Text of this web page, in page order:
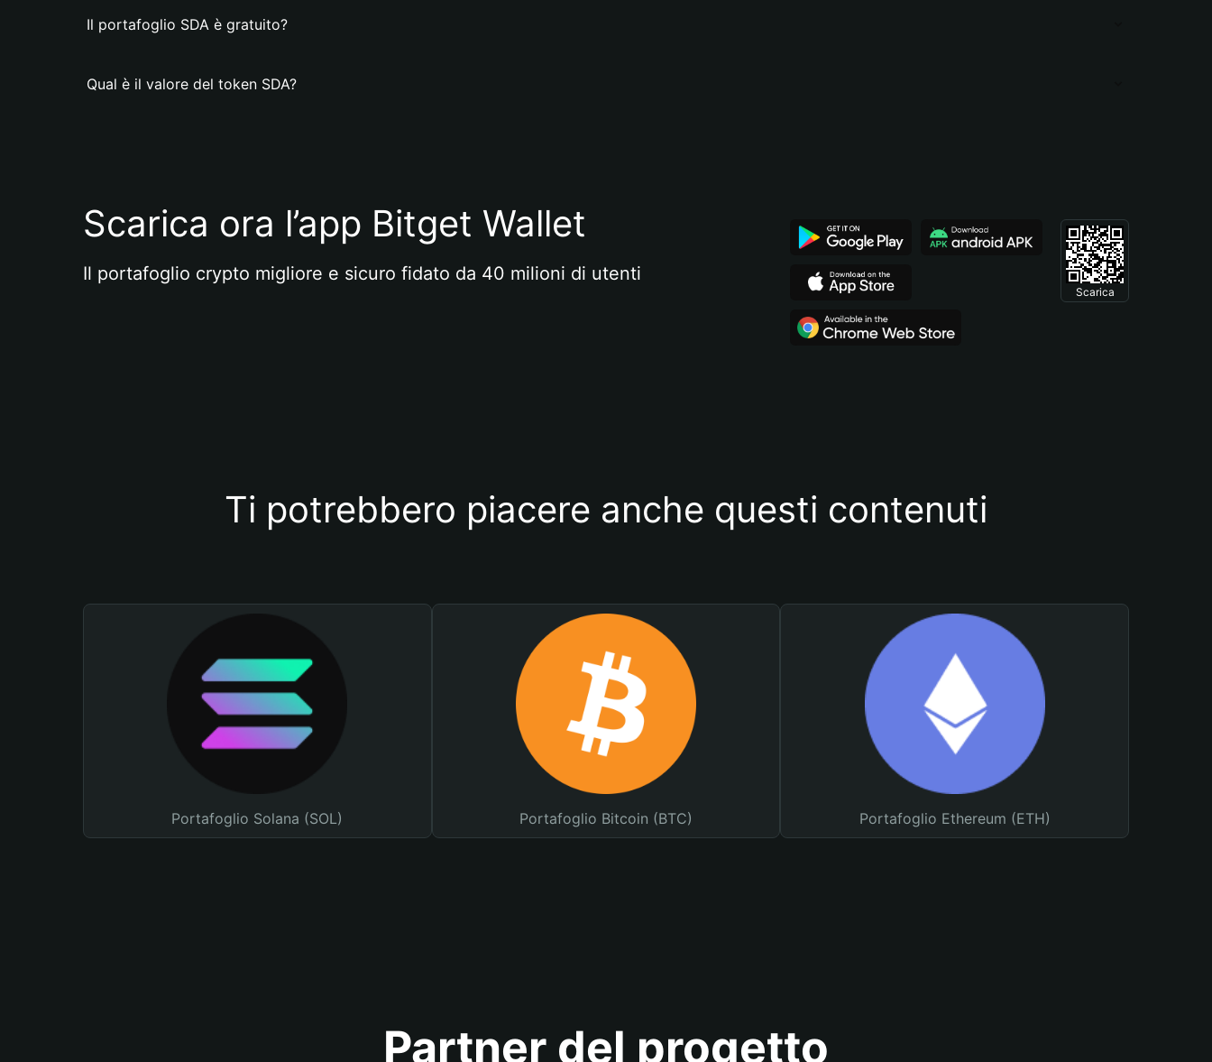
Il portafoglio SDA è gratuito?
Qual è il valore del token SDA?
Scarica ora l’app Bitget Wallet
Il portafoglio crypto migliore e sicuro fidato da 40 milioni di utenti
Scarica
Ti potrebbero piacere anche questi contenuti
Portafoglio Solana (SOL) Portafoglio Bitcoin (BTC) Portafoglio Ethereum (ETH)
Partner del progetto